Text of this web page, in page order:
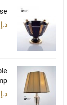
د.إ
د.إ